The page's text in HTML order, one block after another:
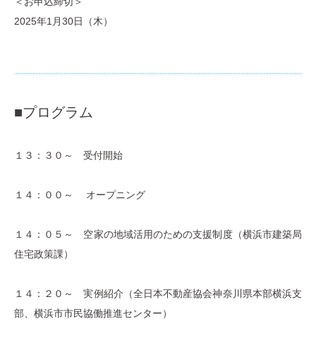
2025年1月30日（木）
■プログラム
１３：３０～ 受付開始
１４：００～ オープニング
１４：０５～ 空家の地域活用のための支援制度（横浜市建築局
住宅政策課）
１４：２０～ 実例紹介（全日本不動産協会神奈川県本部横浜支
部、横浜市市民協働推進センター）